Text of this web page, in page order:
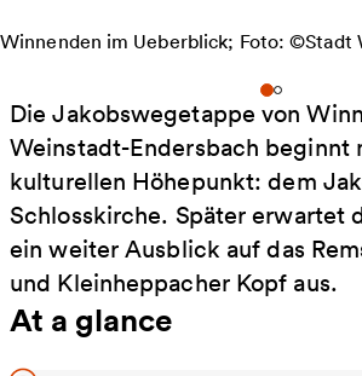
Winnenden im Ueberblick; Foto: ©Stadt
Die Jakobswegetappe von
Weinstadt-Endersbach beginnt
kulturellen Höhepunkt: dem
Schlosskirche. Später erwartet
ein weiter Ausblick auf das
und Kleinheppacher Kopf aus.
At a glance